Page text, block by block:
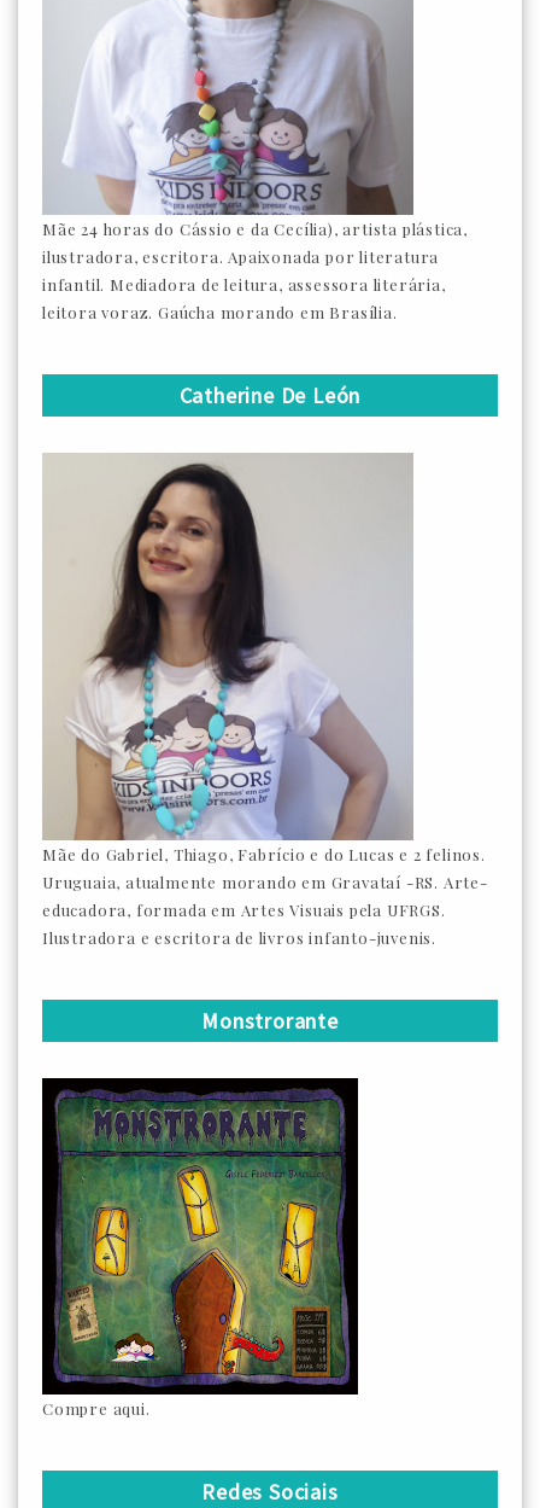
Mãe 24 horas do Cássio e da Cecília), artista plástica,
ilustradora, escritora. Apaixonada por literatura
infantil. Mediadora de leitura, assessora literária,
leitora voraz. Gaúcha morando em Brasília.
Catherine De León
Mãe do Gabriel, Thiago, Fabrício e do Lucas e 2 felinos.
Uruguaia, atualmente morando em Gravataí -RS. Arte-
educadora, formada em Artes Visuais pela UFRGS.
Ilustradora e escritora de livros infanto-juvenis.
Monstrorante
Compre aqui.
Redes Sociais